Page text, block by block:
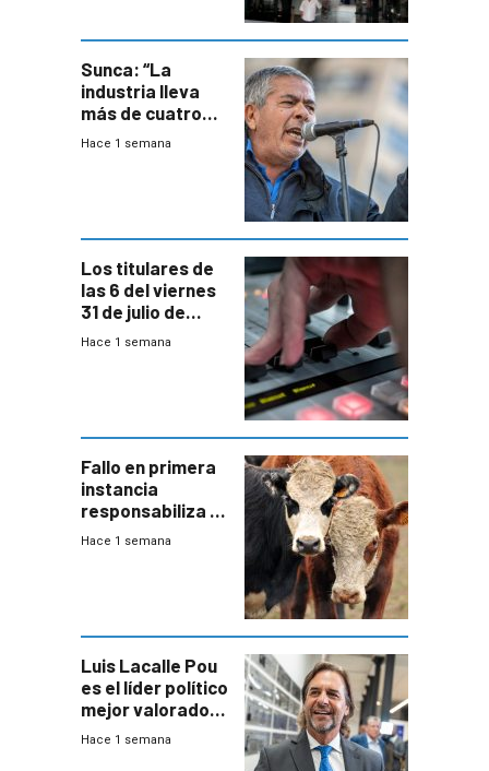
Sunca: “La
industria lleva
más de cuatro
meses sin
Hace 1 semana
Los titulares de
las 6 del viernes
31 de julio de
2026
Hace 1 semana
Fallo en primera
instancia
responsabiliza al
Estado por falta
Hace 1 semana
Luis Lacalle Pou
es el líder político
mejor valorado
del país, según
Hace 1 semana